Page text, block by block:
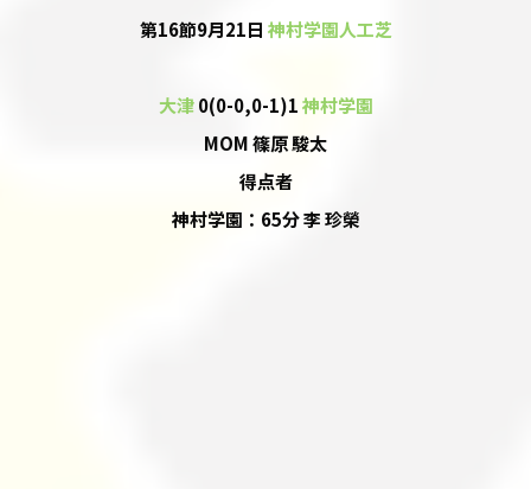
第16節9月21日 神村学園人工芝
大津0(0-0,0-1)1神村学園
MOM 篠原 駿太
得点者
神村学園：65分 李 珍榮